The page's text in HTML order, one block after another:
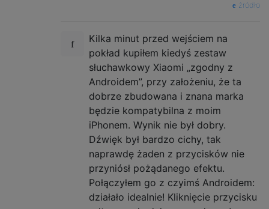
źródło
Kilka minut przed wejściem na
pokład kupiłem kiedyś zestaw
słuchawkowy Xiaomi „zgodny z
Androidem”, przy założeniu, że ta
dobrze zbudowana i znana marka
będzie kompatybilna z moim
iPhonem. Wynik nie był dobry.
Dźwięk był bardzo cichy, tak
naprawdę żaden z przycisków nie
przyniósł pożądanego efektu.
Połączyłem go z czyimś Androidem:
działało idealnie! Kliknięcie przycisku